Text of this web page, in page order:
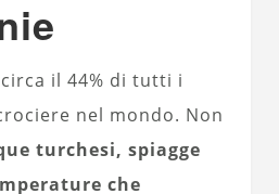
il 44% di tutti i
nel mondo. Non
turchesi, spiagge
che